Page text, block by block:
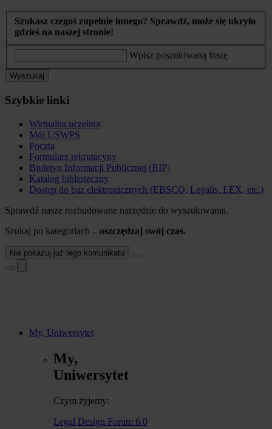
Szukasz czegoś zupełnie innego? Sprawdź, może się ukryło
gdzieś na naszej stronie!
Wpisz poszukiwaną frazę
Wyszukaj
Szybkie linki
Wirtualna uczelnia
Mój USWPS
Poczta
Formularz rekrutacyny
Biuletyn Informacji Publicznej (BIP)
Katalog biblioteczny
Dostęp do baz elektronicznych (EBSCO, Legalis, LEX, etc.)
Sprawdź nasze rozbudowane narzędzie do wyszukiwania.
Szukaj po kategoriach – oszczędzaj swój czas.
Nie pokazuj już tego komunikatu
My, Uniwersytet
My,
Uniwersytet
Czym żyjemy:
Legal Design Forum 6.0